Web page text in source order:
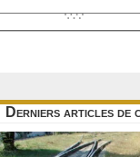
Derniers articles de